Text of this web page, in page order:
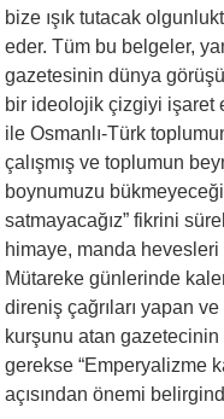
bize ışık tutacak
eder. Tüm bu belgeler,
gazetesinin dünya
bir ideolojik çizgiyi işaret
ile Osmanlı-Türk
çalışmış ve toplumun
boynumuzu
satmayacağız” fikrini
himaye, manda hevesleri
Mütareke günlerinde
direniş çağrıları yapan
kurşunu atan gazetecinin
gerekse “Emperyalizme
açısından önemi